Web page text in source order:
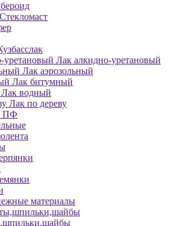
Стекломаст
Лак алкидно-уретановый
Лак аэрозольный
Лак битумный
Лак водный
Лак по дереву
ПФ
материалы